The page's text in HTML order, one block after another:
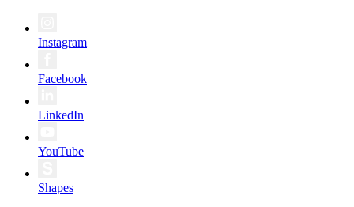
Instagram
Facebook
LinkedIn
YouTube
Shapes